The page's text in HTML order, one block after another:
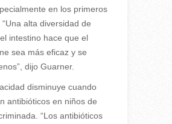
en los primeros
alta diversidad de
intestino hace que el
sea más eficaz y se
dijo Guarner.
disminuye cuando
antibióticos en niños de
“Los antibióticos